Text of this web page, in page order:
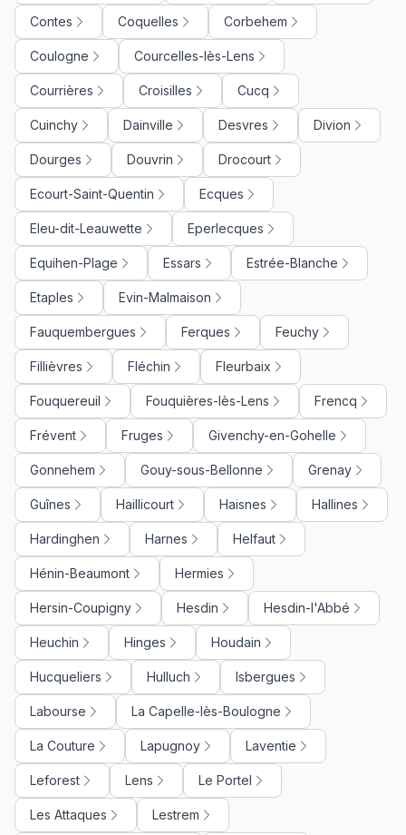
Contes Coquelles Corbehem
Coulogne Courcelles-lès-Lens
Courrières Croisilles Cucq
Cuinchy Dainville Desvres Divion
Dourges Douvrin Drocourt
Ecourt-Saint-Quentin Ecques
Eleu-dit-Leauwette Eperlecques
Equihen-Plage Essars Estrée-Blanche
Etaples Evin-Malmaison
Fauquembergues Ferques Feuchy
Fillièvres Fléchin Fleurbaix
Fouquereuil Fouquières-lès-Lens Frencq
Frévent Fruges Givenchy-en-Gohelle
Gonnehem Gouy-sous-Bellonne Grenay
Guînes Haillicourt Haisnes Hallines
Hardinghen Harnes Helfaut
Hénin-Beaumont Hermies
Hersin-Coupigny Hesdin Hesdin-l'Abbé
Heuchin Hinges Houdain
Hucqueliers Hulluch Isbergues
Labourse La Capelle-lès-Boulogne
La Couture Lapugnoy Laventie
Leforest Lens Le Portel
Les Attaques Lestrem